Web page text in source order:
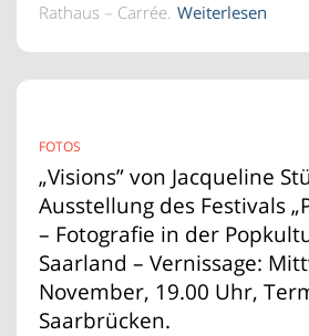
Rathaus – Carrée. Weiterlesen
FOTOS
„Visions” von Jacqueline
Ausstellung des Festivals
– Fotografie in der
Saarland – Vernissage:
November, 19.00 Uhr,
Saarbrücken.